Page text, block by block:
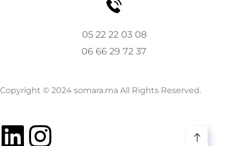
05 22 22 03 08
06 66 29 72 37
Copyright © 2024 somara.ma All Rights Reserved.